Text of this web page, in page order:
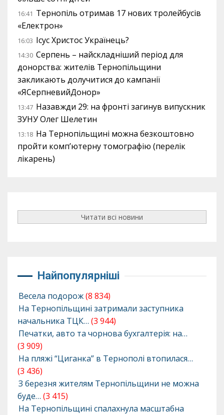
16:41 Тернопіль отримав 17 нових тролейбусів
«Електрон»
16:03 Ісус Христос Українець?
14:30 Серпень – найскладніший період для
донорства: жителів Тернопільщини
закликають долучитися до кампанії
«ЯСерпневийДонор»
13:47 Назавжди 29: на фронті загинув випускник
ЗУНУ Олег Шелетин
13:18 На Тернопільщині можна безкоштовно
пройти комп’ютерну томографію (перелік
лікарень)
Читати всі новини
Найпопулярніші
Весела подорож(8 834)
На Тернопільщині затримали заступника
начальника ТЦК… (3 944)
Печатки, авто та чорнова бухгалтерія: на…
(3 909)
На пляжі “Циганка” в Тернополі втопилася…
(3 436)
З березня жителям Тернопільщини не можна
буде… (3 415)
На Тернопільщині спалахнула масштабна